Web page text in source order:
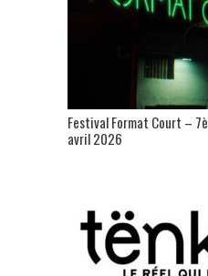
Festival Format Court –
avril 2026